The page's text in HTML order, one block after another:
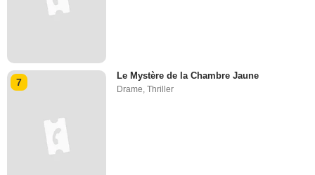
7
Le Mystère de la Chambre Jaune
Drame ,Thriller